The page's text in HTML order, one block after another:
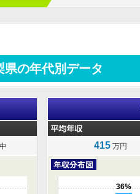
県の年代別データ
415 万円
36%